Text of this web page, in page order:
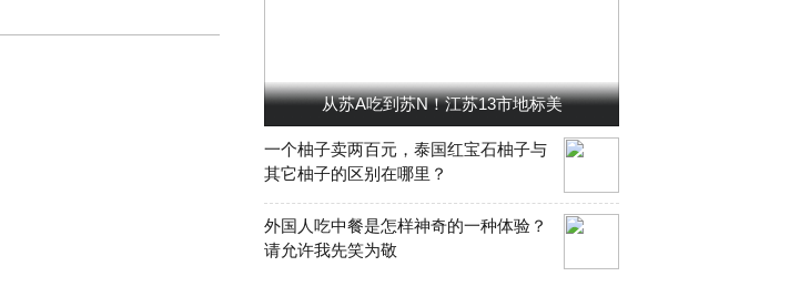
从苏A吃到苏N！江苏13市地标美
一个柚子卖两百元，泰国红宝石柚子与
其它柚子的区别在哪里？
外国人吃中餐是怎样神奇的一种体验？
请允许我先笑为敬